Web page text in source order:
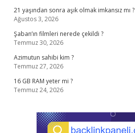
21 yaşından sonra aşık olmak imkansız mı ?
Ağustos 3, 2026
Şaban’ın filmleri nerede çekildi ?
Temmuz 30, 2026
Azimutun sahibi kim ?
Temmuz 27, 2026
16 GB RAM yeter mi ?
Temmuz 24, 2026